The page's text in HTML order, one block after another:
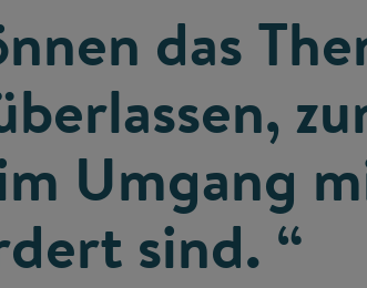
das
Umgang
sind. “